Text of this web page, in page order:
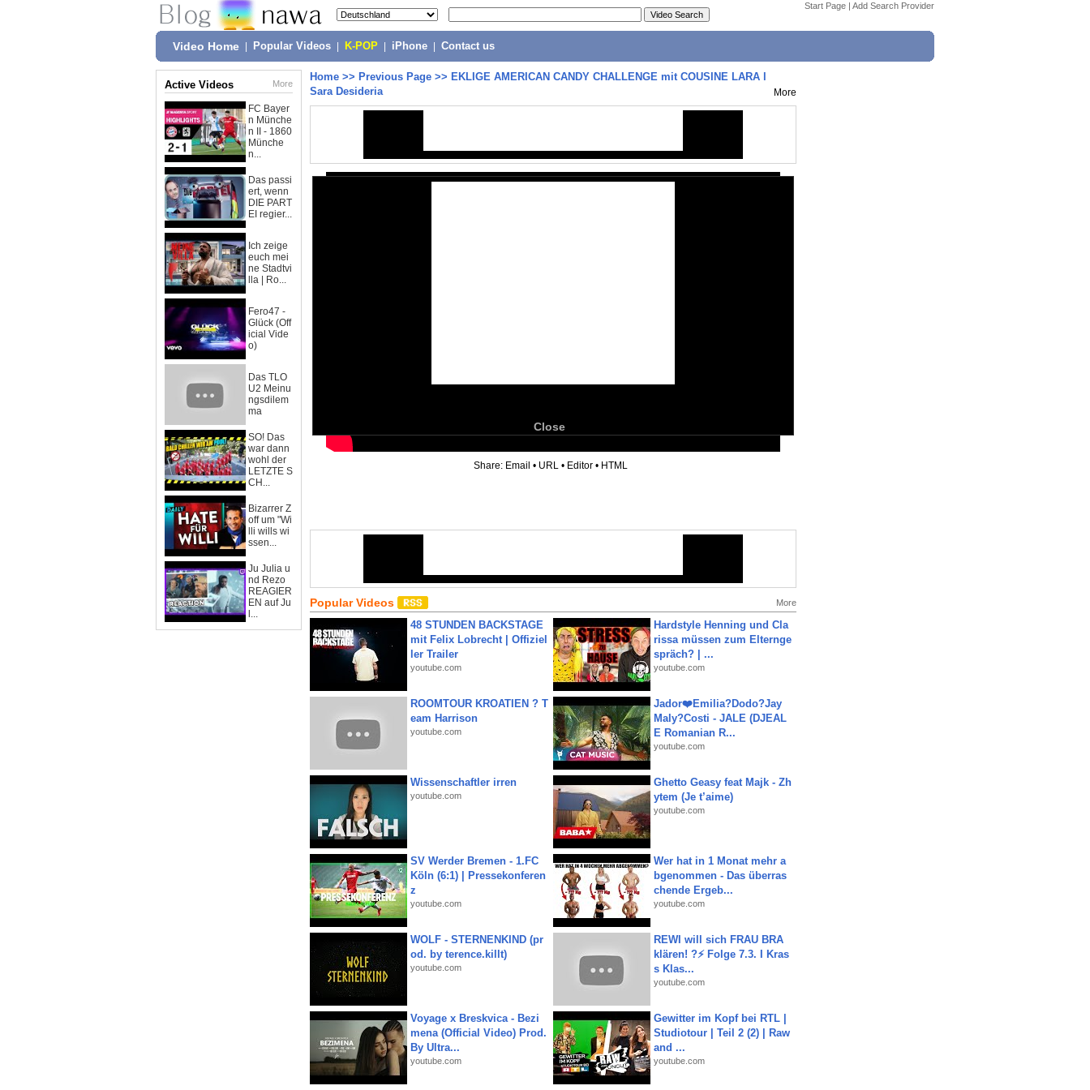
Start Page | Add Search Provider
Video Home Popular Videos K-POP iPhone Contact us
Active Videos More
FC Bayer
n Münche
n II - 1860
Münche
n...
Das passi
ert, wenn
DIE PART
EI regier...
Ich zeige
euch mei
ne Stadtvi
lla | Ro...
Fero47 -
Glück (Off
icial Vide
o)
Das TLO
U2 Meinu
ngsdilem
ma
SO! Das
war dann
wohl der
LETZTE S
CH...
Bizarrer Z
off um "Wi
lli wills wi
ssen...
Ju Julia u
nd Rezo
REAGIER
EN auf Ju
l...
Home >> Previous Page >> EKLIGE AMERICAN CANDY CHALLENGE mit COUSINE LARA l
Sara Desideria
More
Close
Share: Email • URL • Editor • HTML
Popular Videos More
48 STUNDEN BACKSTAGE
mit Felix Lobrecht | Offiziel
ler Trailer
youtube.com
Hardstyle Henning und Cla
rissa müssen zum Elternge
spräch? | ...
youtube.com
ROOMTOUR KROATIEN ? T
eam Harrison
youtube.com
Jador❤️Emilia?Dodo?Jay
Maly?Costi - JALE (DJEAL
E Romanian R...
youtube.com
Wissenschaftler irren
youtube.com
Ghetto Geasy feat Majk - Zh
ytem (Je t’aime)
youtube.com
SV Werder Bremen - 1.FC
Köln (6:1) | Pressekonferen
z
youtube.com
Wer hat in 1 Monat mehr a
bgenommen - Das überras
chende Ergeb...
youtube.com
WOLF - STERNENKIND (pr
od. by terence.killt)
youtube.com
REWI will sich FRAU BRA
klären! ?⚡️ Folge 7.3. I Kras
s Klas...
youtube.com
Voyage x Breskvica - Bezi
mena (Official Video) Prod.
By Ultra...
youtube.com
Gewitter im Kopf bei RTL |
Studiotour | Teil 2 (2) | Raw
and ...
youtube.com